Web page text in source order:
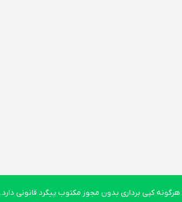
کپی برداری بدون مجوز مکتوب پیگرد قانونی دارد.